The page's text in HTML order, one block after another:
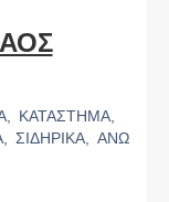
ΚΑΤΑΣΤΗΜΑ,
ΣΙΔΗΡΙΚΑ, ΑΝΩ